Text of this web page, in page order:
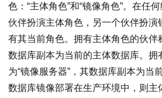
色：“主体角色”和“镜像角色”。在任
伙伴扮演主体角色，另一个伙伴扮演
有其当前角色。拥有主体角色的伙伴
数据库副本为当前的主体数据库。拥
为“镜像服务器”，其数据库副本为当
数据库镜像部署在生产环境中，则主